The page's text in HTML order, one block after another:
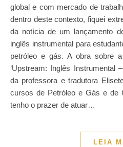
global e com mercado de
dentro deste contexto, fiquei
da notícia de um lançamento
inglês instrumental para
petróleo e gás. A obra sobre
‘Upstream: Inglês Instrumental
da professora e tradutora
cursos de Petróleo e Gás e de
tenho o prazer de atuar…
LEIA